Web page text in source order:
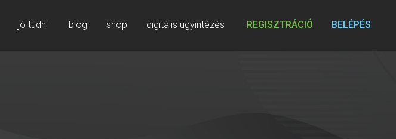
jó tudni blog shop digitális ügyintézés REGISZTRÁCIÓ BELÉPÉS